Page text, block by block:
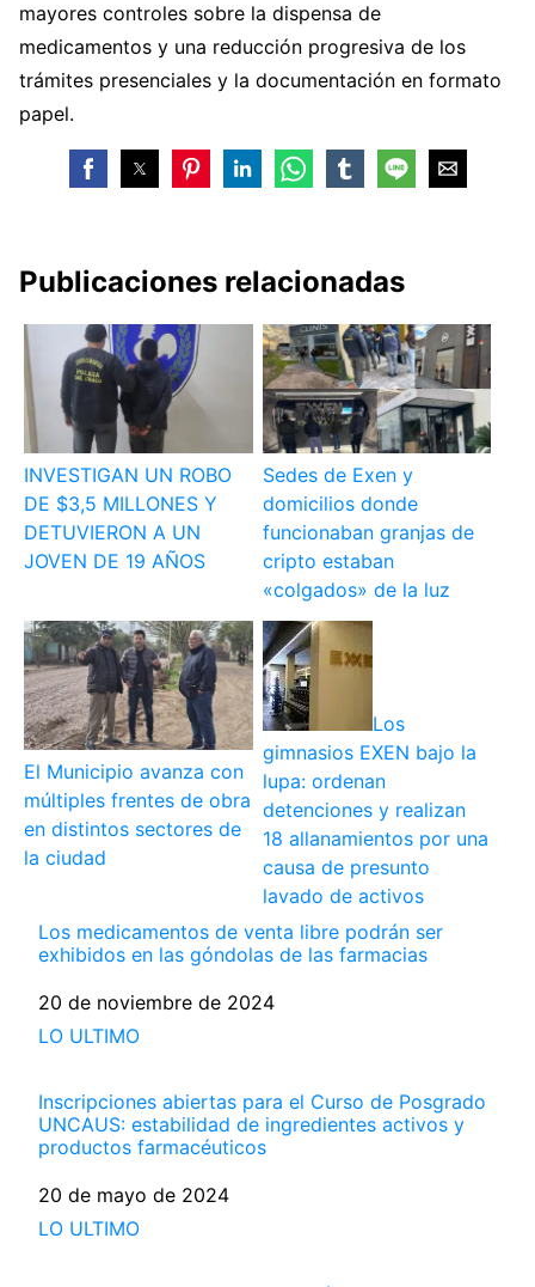
mayores controles sobre la dispensa de
medicamentos y una reducción progresiva de los
trámites presenciales y la documentación en formato
papel.
Publicaciones relacionadas
INVESTIGAN UN ROBO
DE $3,5 MILLONES Y
DETUVIERON A UN
JOVEN DE 19 AÑOS
Sedes de Exen y
domicilios donde
funcionaban granjas de
cripto estaban
«colgados» de la luz
El Municipio avanza con
múltiples frentes de obra
en distintos sectores de
la ciudad
Los
gimnasios EXEN bajo la
lupa: ordenan
detenciones y realizan
18 allanamientos por una
causa de presunto
lavado de activos
Los medicamentos de venta libre podrán ser
exhibidos en las góndolas de las farmacias
Fecha
20 de noviembre de 2024
Respecto a
LO ULTIMO
Inscripciones abiertas para el Curso de Posgrado
UNCAUS: estabilidad de ingredientes activos y
productos farmacéuticos
Fecha
20 de mayo de 2024
Respecto a
LO ULTIMO